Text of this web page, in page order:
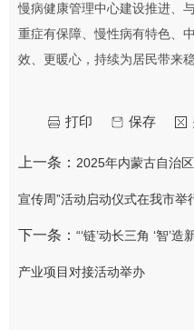
慢病健康管理中心建设推进、
重症有保障、慢性病有特色、
效、更暖心，持续为居民带来
保存
打印
上一条： 2025年内蒙古自治
宣传周”活动启动仪式在我市举
下一条： “‘链’动长三角 ‘智’
产业项目对接活动举办